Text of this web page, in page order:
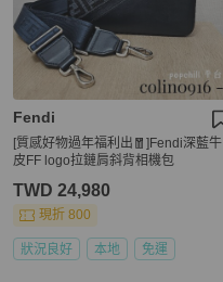
Fendi
[質感好物過年福利出🧧]Fendi深藍牛
皮FF logo拉鏈肩斜背相機包
TWD 24,980
現折 800
狀況良好 本地 免運